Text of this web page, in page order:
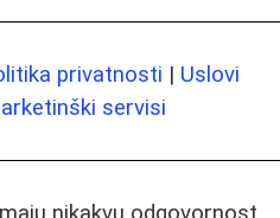
privatnosti | Uslovi
servisi